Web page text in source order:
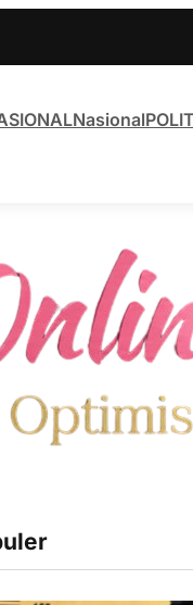
Nasional